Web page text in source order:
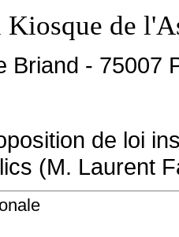
Kiosque de
Briand - 75007
de loi
(M. Laurent